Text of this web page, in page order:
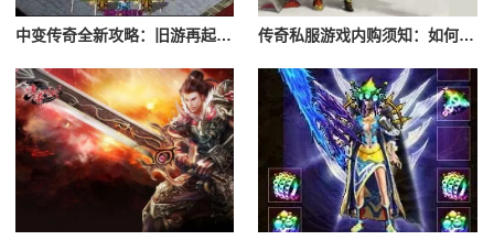
中变传奇全新攻略：旧游再起，谁是最强霸主 传奇私服游戏内购须知：如何避免陷阱，享受游戏